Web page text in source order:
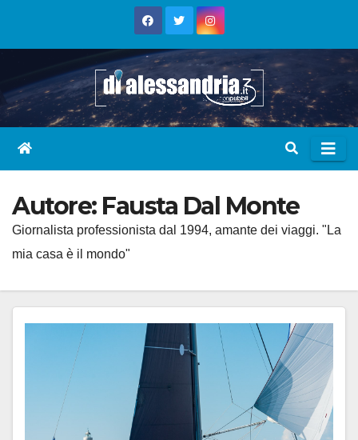
Autore: Fausta Dal Monte
Giornalista professionista dal 1994, amante dei viaggi. "La
mia casa è il mondo"